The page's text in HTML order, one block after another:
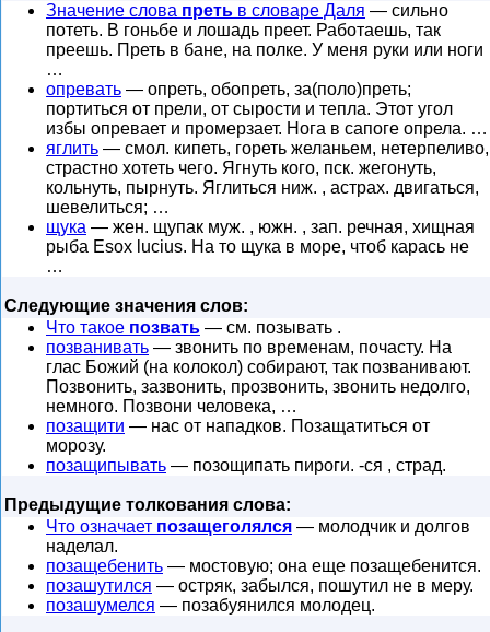
Значение слова преть в словаре Даля — сильно
потеть. В гоньбе и лошадь преет. Работаешь, так
преешь. Преть в бане, на полке. У меня руки или ноги
…
опревать — опреть, обопреть, за(поло)преть;
портиться от прели, от сырости и тепла. Этот угол
избы опревает и промерзает. Нога в сапоге опрела. …
яглить — смол. кипеть, гореть желаньем, нетерпеливо,
страстно хотеть чего. Ягнуть кого, пск. жегонуть,
кольнуть, пырнуть. Яглиться ниж. , астрах. двигаться,
шевелиться; …
щука — жен. щупак муж. , южн. , зап. речная, хищная
рыба Esox lucius. На то щука в море, чтоб карась не
…
Следующие значения слов:
Что такое позвать — см. позывать .
позванивать — звонить по временам, почасту. На
глас Божий (на колокол) собирают, так позванивают.
Позвонить, зазвонить, прозвонить, звонить недолго,
немного. Позвони человека, …
позащити — нас от нападков. Позащатиться от
морозу.
позащипывать — позощипать пироги. -ся , страд.
Предыдущие толкования слова:
Что означает позащеголялся — молодчик и долгов
наделал.
позащебенить — мостовую; она еще позащебенится.
позашутился — остряк, забылся, пошутил не в меру.
позашумелся — позабуянился молодец.